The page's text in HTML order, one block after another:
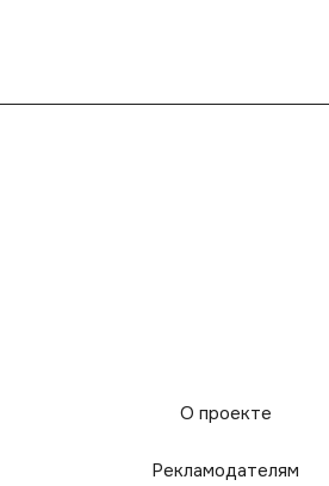
О проекте
Рекламодателям